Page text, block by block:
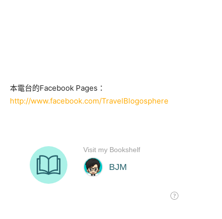
本電台的Facebook Pages：
http://www.facebook.com/TravelBlogosphere